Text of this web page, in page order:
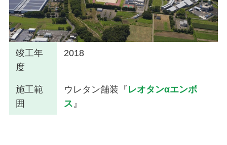
竣工年
度
2018
施工範
囲
ウレタン舗装『 レオタンαエンボ
ス 』